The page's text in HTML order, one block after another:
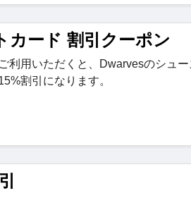
カード 割引クーポン
利用いただくと、Dwarvesのシュー
割引になります。